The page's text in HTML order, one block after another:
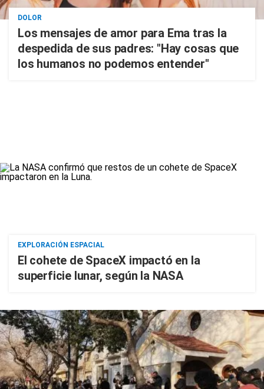
DOLOR
Los mensajes de amor para Ema tras la
despedida de sus padres: "Hay cosas que
los humanos no podemos entender"
EXPLORACIÓN ESPACIAL
El cohete de SpaceX impactó en la
superficie lunar, según la NASA